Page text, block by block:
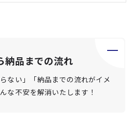
納品までの流れ
ない」「納品までの流れがイメ
な不安を解消いたします！